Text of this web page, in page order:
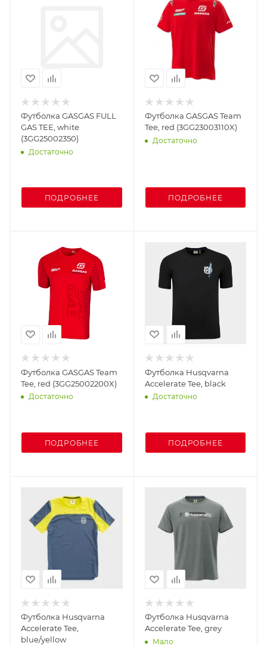
Футболка GASGAS FULL
GAS TEE, white
(3GG25002350)
Достаточно
ПОДРОБНЕЕ
Футболка GASGAS Team
Tee, red (3GG23003110X)
Достаточно
ПОДРОБНЕЕ
Футболка GASGAS Team
Tee, red (3GG25002200X)
Достаточно
ПОДРОБНЕЕ
Футболка Husqvarna
Accelerate Tee, black
Достаточно
ПОДРОБНЕЕ
Футболка Husqvarna
Accelerate Tee,
blue/yellow
Футболка Husqvarna
Accelerate Tee, grey
Мало